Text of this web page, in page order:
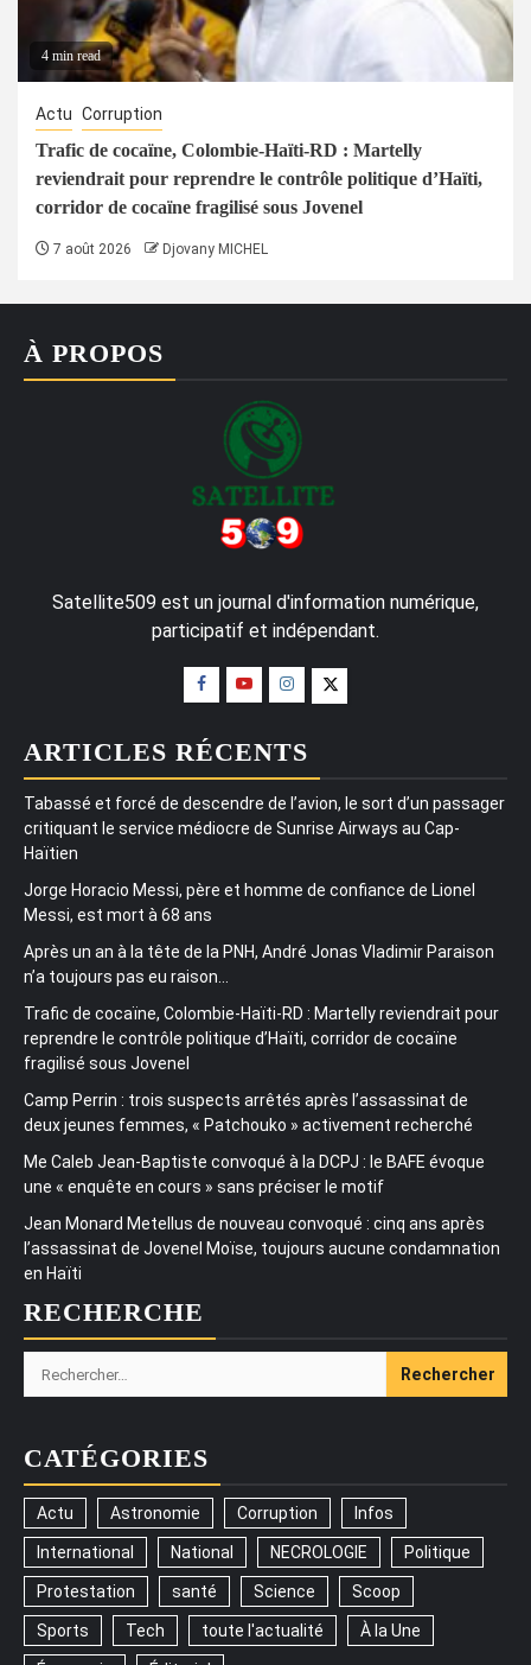
4 min read
Actu Corruption
Trafic de cocaïne, Colombie-Haïti-RD : Martelly
reviendrait pour reprendre le contrôle politique d’Haïti,
corridor de cocaïne fragilisé sous Jovenel
7 août 2026 Djovany MICHEL
À PROPOS
Satellite509 est un journal d'information numérique,
participatif et indépendant.
ARTICLES RÉCENTS
Tabassé et forcé de descendre de l’avion, le sort d’un passager
critiquant le service médiocre de Sunrise Airways au Cap-
Haïtien
Jorge Horacio Messi, père et homme de confiance de Lionel
Messi, est mort à 68 ans
Après un an à la tête de la PNH, André Jonas Vladimir Paraison
n’a toujours pas eu raison…
Trafic de cocaïne, Colombie-Haïti-RD : Martelly reviendrait pour
reprendre le contrôle politique d’Haïti, corridor de cocaïne
fragilisé sous Jovenel
Camp Perrin : trois suspects arrêtés après l’assassinat de
deux jeunes femmes, « Patchouko » activement recherché
Me Caleb Jean-Baptiste convoqué à la DCPJ : le BAFE évoque
une « enquête en cours » sans préciser le motif
Jean Monard Metellus de nouveau convoqué : cinq ans après
l’assassinat de Jovenel Moïse, toujours aucune condamnation
en Haïti
RECHERCHE
Rechercher :
CATÉGORIES
Actu Astronomie Corruption Infos
International National NECROLOGIE Politique
Protestation santé Science Scoop
Sports Tech toute l'actualité À la Une